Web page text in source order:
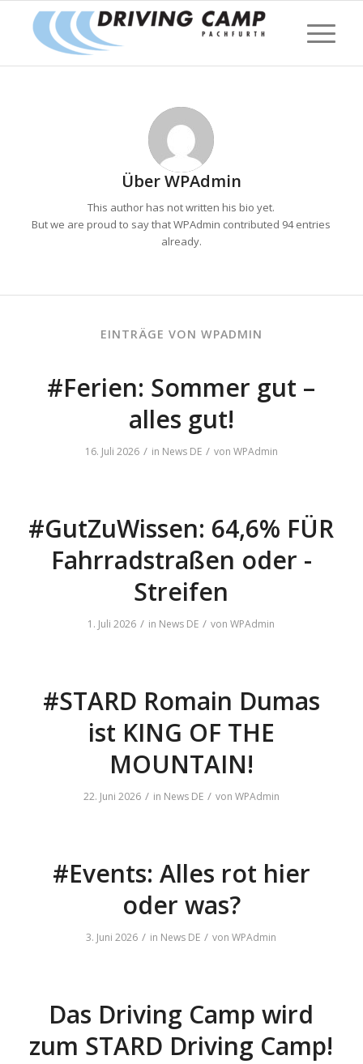
ÜberWPAdmin
This author has not written his bio yet.
But we are proud to say thatWPAdmin contributed 94 entries
already.
EINTRÄGE VON WPADMIN
#Ferien: Sommer gut –
alles gut!
16. Juli 2026 / in News DE / von WPAdmin
#GutZuWissen: 64,6% FÜR
Fahrradstraßen oder -
Streifen
1. Juli 2026 / in News DE / vonWPAdmin
#STARD Romain Dumas
ist KING OF THE
MOUNTAIN!
22. Juni 2026 / in News DE / von WPAdmin
#Events: Alles rot hier
oder was?
3. Juni 2026 / in News DE / vonWPAdmin
Das Driving Camp wird
zum STARD Driving Camp!